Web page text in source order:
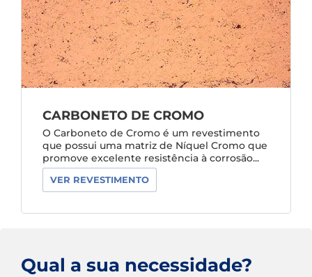
CARBONETO DE CROMO
O Carboneto de Cromo é um revestimento
que possui uma matriz de Níquel Cromo que
promove excelente resistência à corrosão...
VER REVESTIMENTO
Qual a sua necessidade?